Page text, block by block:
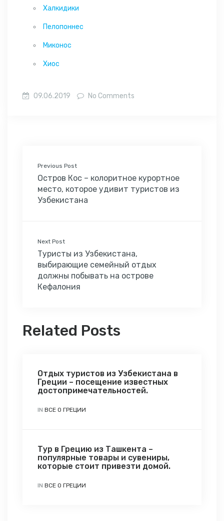
Халкидики
Пелопоннес
Миконос
Хиос
09.06.2019 No Comments
Previous Post
Остров Кос – колоритное курортное
место, которое удивит туристов из
Узбекистана
Next Post
Туристы из Узбекистана,
выбирающие семейный отдых
должны побывать на острове
Кефалония
Related Posts
Отдых туристов из Узбекистана в
Греции – посещение известных
достопримечательностей.
IN ВСЕ О ГРЕЦИИ
Тур в Грецию из Ташкента –
популярные товары и сувениры,
которые стоит привезти домой.
IN ВСЕ О ГРЕЦИИ